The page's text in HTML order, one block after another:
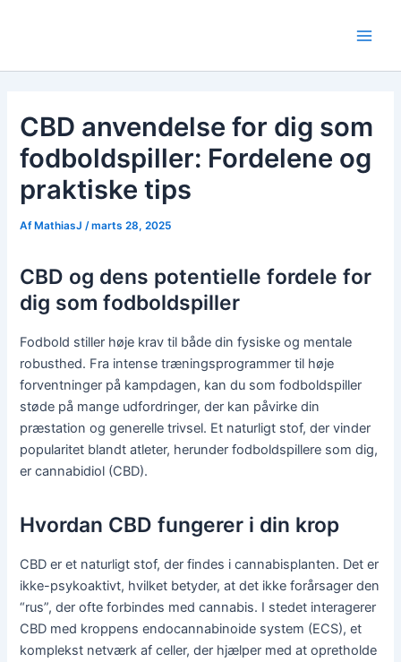
CBD anvendelse for dig som
fodboldspiller: Fordelene og
praktiske tips
AfMathiasJ /marts 28, 2025
CBD og dens potentielle fordele for
dig som fodboldspiller
Fodbold stiller høje krav til både din fysiske og mentale
robusthed. Fra intense træningsprogrammer til høje
forventninger på kampdagen, kan du som fodboldspiller
støde på mange udfordringer, der kan påvirke din
præstation og generelle trivsel. Et naturligt stof, der vinder
popularitet blandt atleter, herunder fodboldspillere som dig,
er cannabidiol (CBD).
Hvordan CBD fungerer i din krop
CBD er et naturligt stof, der findes i cannabisplanten. Det er
ikke-psykoaktivt, hvilket betyder, at det ikke forårsager den
“rus”, der ofte forbindes med cannabis. I stedet interagerer
CBD med kroppens endocannabinoide system (ECS), et
komplekst netværk af celler, der hjælper med at opretholde